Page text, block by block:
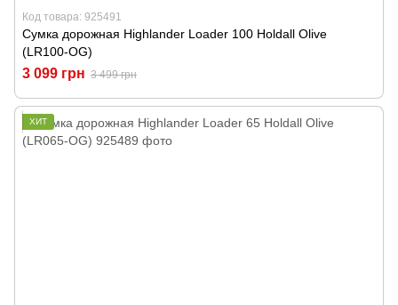
Код товара: 925491
Сумка дорожная Highlander Loader 100 Holdall Olive
(LR100-OG)
3 099 грн 3 499 грн
ХИТ